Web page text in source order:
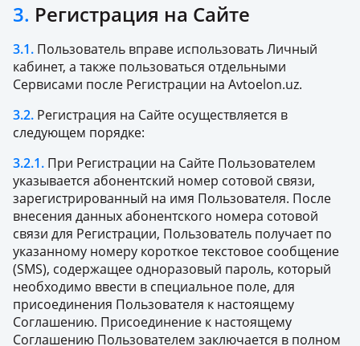
3. Регистрация на Сайте
3.1. Пользователь вправе использовать Личный
кабинет, а также пользоваться отдельными
Сервисами после Регистрации на Avtoelon.uz.
3.2. Регистрация на Сайте осуществляется в
следующем порядке:
3.2.1. При Регистрации на Сайте Пользователем
указывается абонентский номер сотовой связи,
зарегистрированный на имя Пользователя. После
внесения данных абонентского номера сотовой
связи для Регистрации, Пользователь получает по
указанному номеру короткое текстовое сообщение
(SMS), содержащее одноразовый пароль, который
необходимо ввести в специальное поле, для
присоединения Пользователя к настоящему
Соглашению. Присоединение к настоящему
Соглашению Пользователем заключается в полном